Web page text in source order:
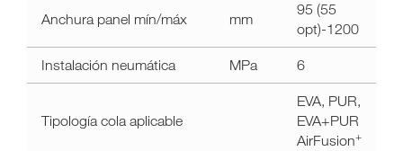
Anchura panel mín/máx mm
95 (55
opt)-1200
Instalación neumática MPa 6
Tipología cola aplicable
EVA, PUR,
EVA+PUR
AirFusion+